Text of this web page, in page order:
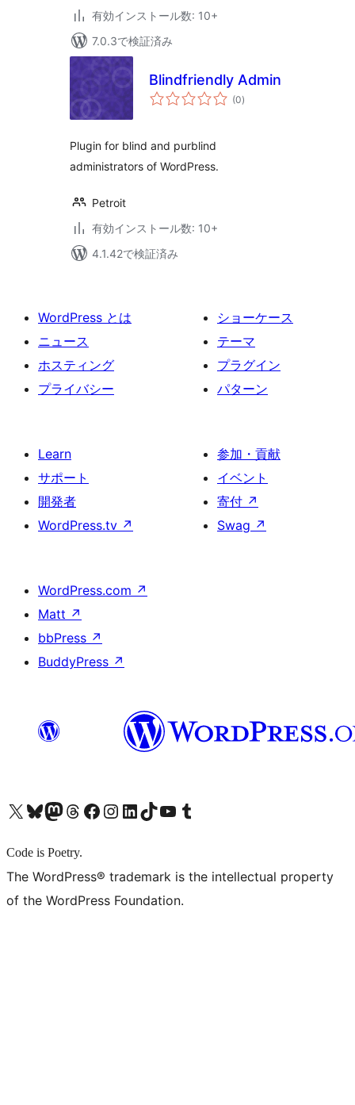
有効インストール数: 10+
7.0.3で検証済み
Blindfriendly Admin
(0個
の)
Plugin for blind and purblind
administrators of WordPress.
Petroit
有効インストール数: 10+
4.1.42で検証済み
WordPress とは
ニュース
ホスティング
プライバシー
ショーケース
テーマ
プラグイン
パターン
Learn
サポート
開発者
WordPress.tv ↗
参加・貢献
イベント
寄付 ↗
Swag ↗
WordPress.com ↗
Matt ↗
bbPress ↗
BuddyPress ↗
X (旧 Twitter) アカウントへBluesky アカウントへMastodon アカウントへThreads アカウントへ Facebook ページへInstagram アカウントへ LinkedIn アカウントへTikTok アカウントへYouTube チャンネルへ Tumblr アカウントへ
Code is Poetry.
The WordPress® trademark is the intellectual property
of the WordPress Foundation.